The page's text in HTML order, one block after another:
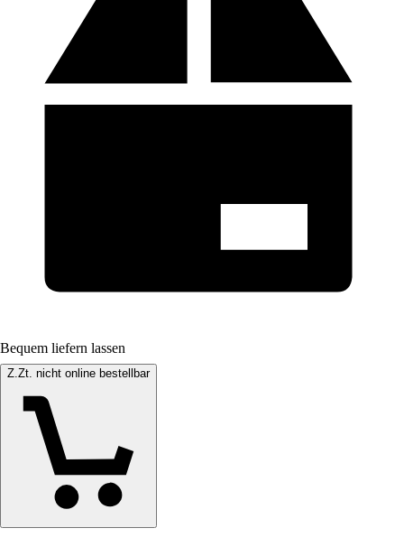
Bequem liefern lassen
Z.Zt. nicht online bestellbar